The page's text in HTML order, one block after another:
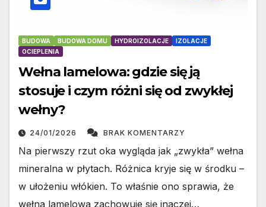
BUDOWA BUDOWA DOMU HYDROIZOLACJE
IZOLACJE
OCIEPLENIA
Wełna lamelowa: gdzie się ją
stosuje i czym różni się od zwykłej
wełny?
24/01/2026 BRAK KOMENTARZY
Na pierwszy rzut oka wygląda jak „zwykła” wełna
mineralna w płytach. Różnica kryje się w środku –
w ułożeniu włókien. To właśnie ono sprawia, że
wełna lamelowa zachowuje się inaczej…